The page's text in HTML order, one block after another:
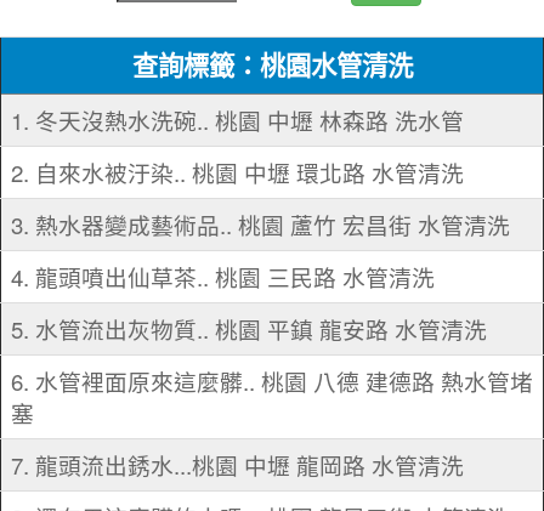
查詢標籤：桃園水管清洗
1. 冬天沒熱水洗碗.. 桃園 中壢 林森路 洗水管
2. 自來水被汙染.. 桃園 中壢 環北路 水管清洗
3. 熱水器變成藝術品.. 桃園 蘆竹 宏昌街 水管清洗
4. 龍頭噴出仙草茶.. 桃園 三民路 水管清洗
5. 水管流出灰物質.. 桃園 平鎮 龍安路 水管清洗
6. 水管裡面原來這麼髒.. 桃園 八德 建德路 熱水管堵
塞
7. 龍頭流出銹水...桃園 中壢 龍岡路 水管清洗